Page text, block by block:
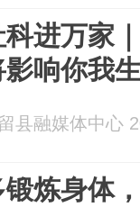
科进万家
影响你我
县融媒体中心
锻炼身体